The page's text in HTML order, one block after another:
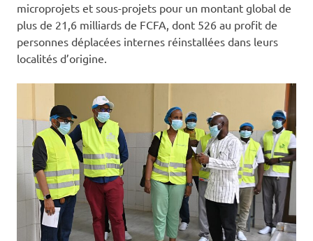
microprojets et sous-projets pour un montant global de
plus de 21,6 milliards de FCFA, dont 526 au profit de
personnes déplacées internes réinstallées dans leurs
localités d’origine.